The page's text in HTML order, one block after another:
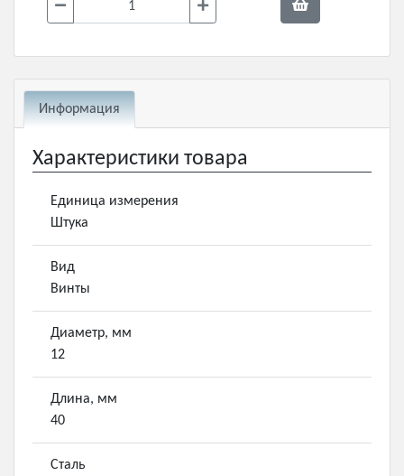
Информация
Характеристики товара
Единица измерения
Штука
Вид
Винты
Диаметр, мм
12
Длина, мм
40
Сталь